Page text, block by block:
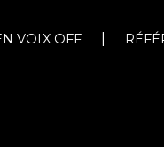
VOIX OFF